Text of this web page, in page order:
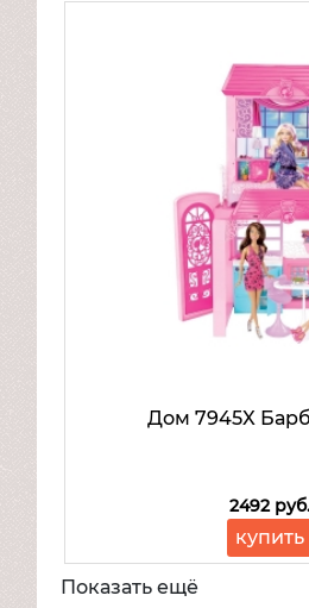
Дом 7945X
2492 руб.
купить
Показать ещё